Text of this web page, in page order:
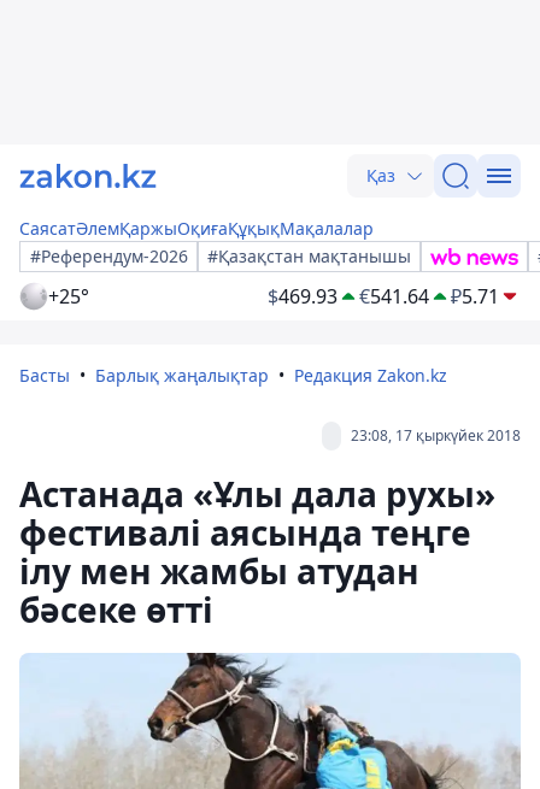
Қаз
СаясатӘлемҚаржыОқиғаҚұқықМақалалар
#Референдум-2026
#Қазақстан мақтанышы
+25° $469.93 €541.64 ₽5.71
Басты Барлық жаңалықтар Редакция Zakon.kz
23:08, 17 қыркүйек 2018
Астанада «Ұлы дала рухы»
фестивалі аясында теңге
ілу мен жамбы атудан
бәсеке өтті